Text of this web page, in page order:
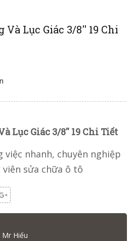
Và Lục Giác 3/8'' 19 Chi
Lục Giác 3/8'' 19 Chi Tiết
nhanh, chuyên nghiệp
sửa chữa ô tô
Hiếu